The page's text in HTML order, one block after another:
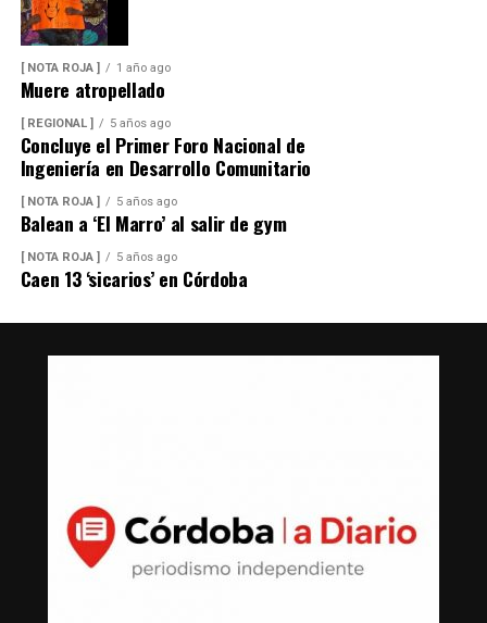
[ NOTA ROJA ] 1 año ago
Muere atropellado
[ REGIONAL ] 5 años ago
Concluye el Primer Foro Nacional de
Ingeniería en Desarrollo Comunitario
[ NOTA ROJA ] 5 años ago
Balean a ‘El Marro’ al salir de gym
[ NOTA ROJA ] 5 años ago
Caen 13 ‘sicarios’ en Córdoba